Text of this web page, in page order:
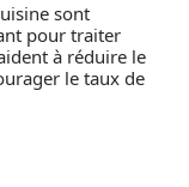
sont
pour traiter
à réduire le
le taux de